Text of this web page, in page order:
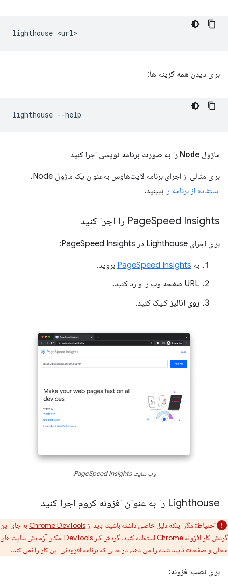
lighthouse
برای دیدن همه گزینه ها:
lighthouse
ماژول Node را به صورت برنامه نویسی اجرا کنید
برای مثالی از اجرای برنامه لایت‌هاوس به‌عنوان یک ماژول Node،
استفاده از برنامه را ببینید.
PageSpeed ​​Insights را اجرا کنید
برای اجرای Lighthouse در PageSpeed ​​Insights:
به PageSpeed ​​Insights بروید.
URL صفحه وب را وارد کنید.
روی آنالیز کلیک کنید.
وب سایت PageSpeed ​​Insights.
Lighthouse را به عنوان افزونه کروم اجرا کنید
احتیاط: مگر اینکه دلیل خاصی داشته باشید، باید از Chrome DevTools به جای این
گردش کار افزونه Chrome استفاده کنید. گردش کار DevTools امکان آزمایش سایت های
محلی و صفحات تأیید شده را می دهد، در حالی که برنامه افزودنی این کار را نمی کند.
برای نصب افزونه: